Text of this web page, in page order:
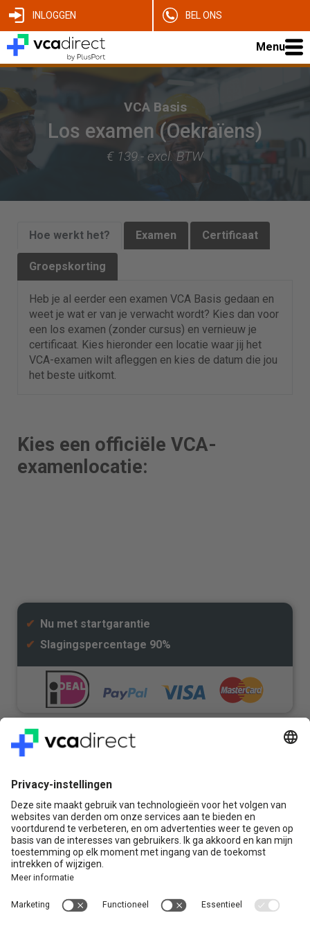
INLOGGEN BEL ONS
Menu
VCA Basis
Los examen (Oekraïens)
€ 139.- excl. BTW
Hoe werkt het? Examen Certificaat
Groepskorting
Heb je al eerder een examen VCA Basis gedaan en
weet je wat er van je verwacht wordt? Kies dan voor
een los examen (zonder cursus) en vernieuw je
certificaat. Kies hieronder een locatie waar jij het
VCA-examen wilt afleggen en kies de datum die jou
het beste uitkomt.
Kies een officiële VCA-
examenlocatie:
✔ Nu met startgarantie
✔ Slagingspercentage 90%
Vragen? Bel ons gerust:
+31(0)85 0719 500
of stuur ons een e-mail
Contact
Louis Braillelaan 80
2719 EK Zoetermeer